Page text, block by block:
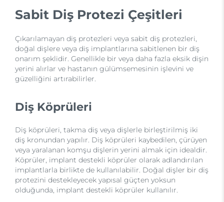
Sabit Diş Protezi Çeşitleri
Çıkarılamayan diş protezleri veya sabit diş protezleri,
doğal dişlere veya diş implantlarına sabitlenen bir diş
onarım şeklidir. Genellikle bir veya daha fazla eksik dişin
yerini alırlar ve hastanın gülümsemesinin işlevini ve
güzelliğini artırabilirler.
Diş Köprüleri
Diş köprüleri, takma diş veya dişlerle birleştirilmiş iki
diş kronundan yapılır. Diş köprüleri kaybedilen, çürüyen
veya yaralanan komşu dişlerin yerini almak için idealdir.
Köprüler, implant destekli köprüler olarak adlandırılan
implantlarla birlikte de kullanılabilir. Doğal dişler bir diş
protezini destekleyecek yapısal güçten yoksun
olduğunda, implant destekli köprüler kullanılır.